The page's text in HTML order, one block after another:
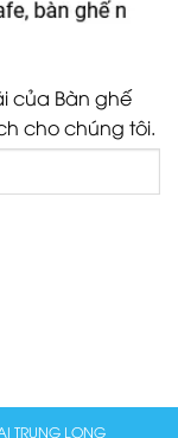
của Bàn ghế
cho chúng tôi.
TRUNG LONG